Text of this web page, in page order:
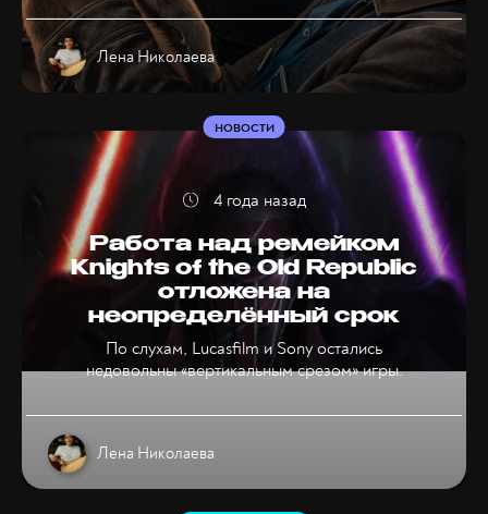
Лена Николаева
Работа над ремейком
Knights of the Old Republic
отложена на
неопределённый срок
По слухам, Lucasfilm и Sony остались
недовольны «вертикальным срезом» игры.
НОВОСТИ
Лена Николаева
4 года назад